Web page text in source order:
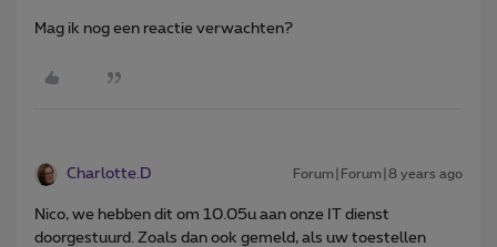
Mag ik nog een reactie verwachten?
Charlotte.D Forum|Forum|8 years ago
Nico, we hebben dit om 10.05u aan onze IT dienst
doorgestuurd. Zoals dan ook gemeld, als uw toestellen